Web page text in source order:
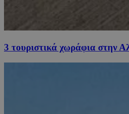
3 τουριστικά χωράφια στην